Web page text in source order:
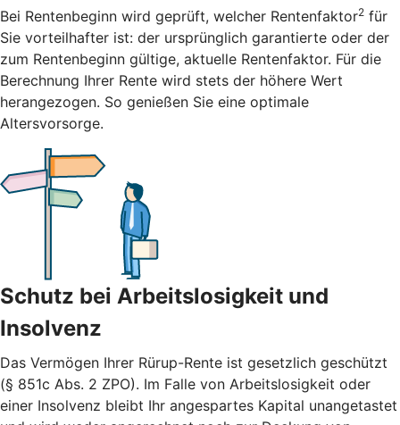
Bei Rentenbeginn wird geprüft, welcher Rentenfaktor2 für
Sie vorteilhafter ist: der ursprünglich garantierte oder der
zum Rentenbeginn gültige, aktuelle Rentenfaktor. Für die
Berechnung Ihrer Rente wird stets der höhere Wert
herangezogen. So genießen Sie eine optimale
Altersvorsorge.
Schutz bei Arbeitslosigkeit und
Insolvenz
Das Vermögen Ihrer Rürup-Rente ist gesetzlich geschützt
(§ 851c Abs. 2 ZPO). Im Falle von Arbeitslosigkeit oder
einer Insolvenz bleibt Ihr angespartes Kapital unangetastet